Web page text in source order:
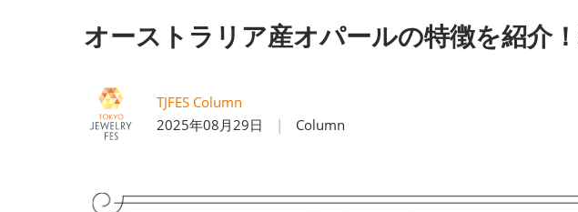
進
む
オーストラリア産オパールの特徴を紹介
TJFES Column
2025年08月29日
Column